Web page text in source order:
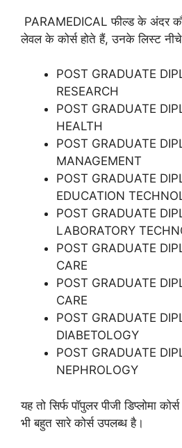
PARAMEDICAL फील्ड के अंदर
लेवल के कोर्स होते हैं, उनके लिस्ट
POST GRADUATE
RESEARCH
POST GRADUATE
HEALTH
POST GRADUATE
MANAGEMENT
POST GRADUATE
EDUCATION
POST GRADUATE
LABORATORY
POST GRADUATE
CARE
POST GRADUATE
CARE
POST GRADUATE
DIABETOLOGY
POST GRADUATE
NEPHROLOGY
यह तो सिर्फ पॉपुलर पीजी डिप्लोमा
भी बहुत सारे कोर्स उपलब्ध है।